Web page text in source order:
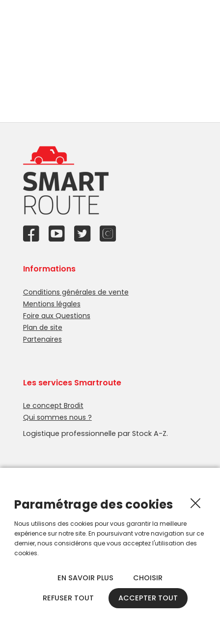
Informations
Conditions générales de vente
Mentions légales
Foire aux Questions
Plan de site
Partenaires
Les services Smartroute
Le concept Brodit
Qui sommes nous ?
Logistique professionnelle par Stock A-Z.
Recevoir les nouveautés Smartroute par e-mail.
Paramétrage des cookies
Nous utilisons des cookies pour vous garantir la meilleure
expérience sur notre site. En poursuivant votre navigation sur ce
dernier, nous considérons que vous acceptez l'utilisation des
cookies.
EN SAVOIR PLUS CHOISIR
REFUSER TOUT ACCEPTER TOUT